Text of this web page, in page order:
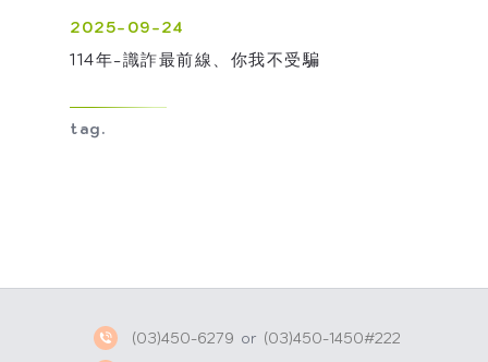
2025-09-24
114年-識詐最前線、你我不受騙
tag.
(03)450-6279 or (03)450-1450#222